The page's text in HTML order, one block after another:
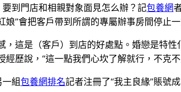
到門店和相親對象面見怎么辦？記包養網
娘”會把客戶帶到所謂的專屬辦事房間停止
，這是（客戶）到店的好處點。婚戀是特
經歷說，“這一點我們心坎了解就行，不克
組包養網排名記者注冊了“我主良緣”賬號